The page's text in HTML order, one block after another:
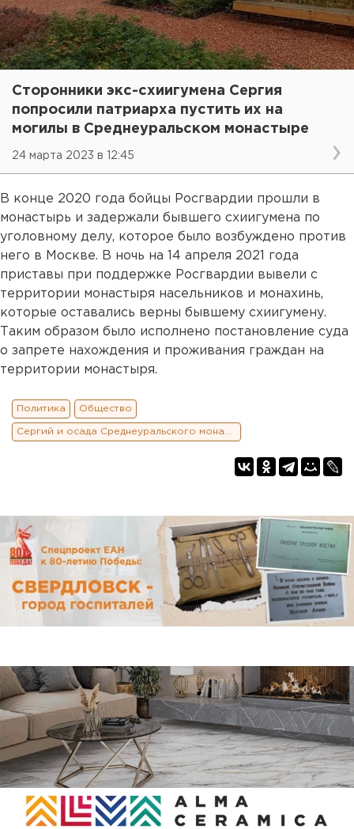
Сторонники экс-схиигумена Сергия
попросили патриарха пустить их на
могилы в Среднеуральском монастыре
24 марта 2023 в 12:45
В конце 2020 года бойцы Росгвардии прошли в
монастырь и задержали бывшего схиигумена по
уголовному делу, которое было возбуждено против
него в Москве. В ночь на 14 апреля 2021 года
приставы при поддержке Росгвардии вывели с
территории монастыря насельников и монахинь,
которые оставались верны бывшему схиигумену.
Таким образом было исполнено постановление суда
о запрете нахождения и проживания граждан на
территории монастыря.
Политика Общество